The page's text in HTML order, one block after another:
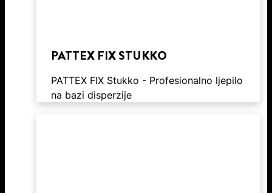
PATTEX FIX STUKKO
PATTEX FIX Stukko - Profesionalno ljepilo
na bazi disperzije